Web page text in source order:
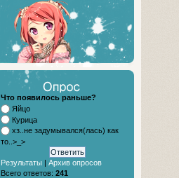
Что появилось раньше?
Яйцо
Курица
хз..не задумывался(лась) как
то..>_>
Результаты| Архив опросов
Всего ответов: 241